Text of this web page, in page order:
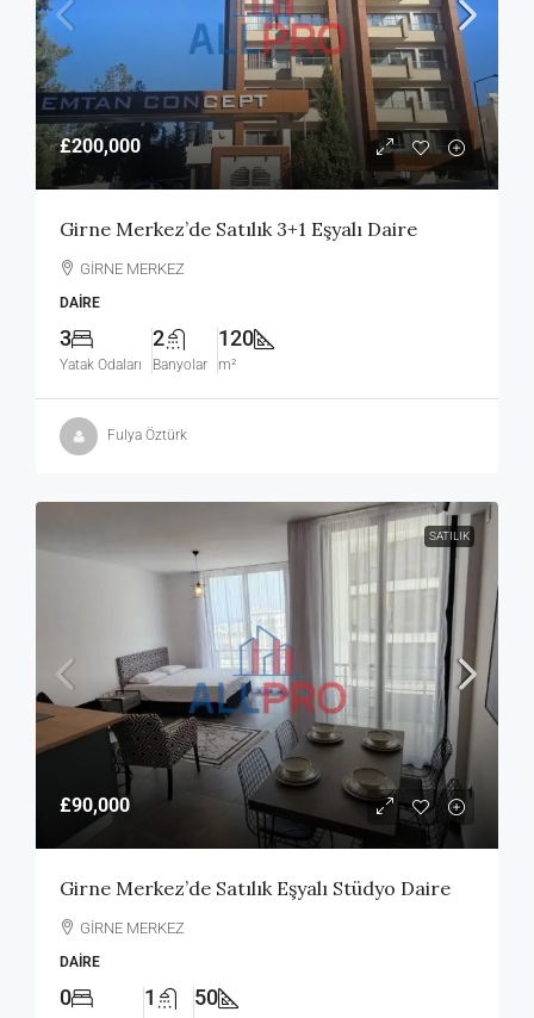
£200,000
Girne Merkez’de Satılık 3+1 Eşyalı Daire
GİRNE MERKEZ
DAIRE
3
Yatak Odaları
2
Banyolar
120
m²
Fulya Öztürk
SATILIK
£90,000
Girne Merkez’de Satılık Eşyalı Stüdyo Daire
GİRNE MERKEZ
DAIRE
0 1 50